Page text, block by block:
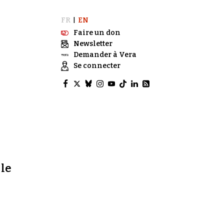
FR
EN
Faire un don
Newsletter
Demander à Vera
Se connecter